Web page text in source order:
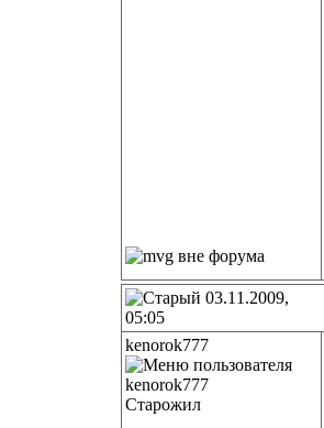
03.11.2009,
05:05
kenorok777
Старожил